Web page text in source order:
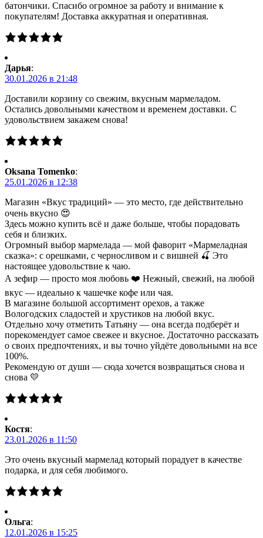
батончики. Спасибо огромное за работу и внимание к
покупателям! Доставка аккуратная и оперативная.
Дарья:
30.01.2026 в 21:48
Доставили корзину со свежим, вкусным мармеладом.
Остались довольными качеством и временем доставки. С
удовольствием закажем снова!
Oksana Tomenko:
25.01.2026 в 12:38
Магазин «Вкус традиций» — это место, где действительно
очень вкусно 😍
Здесь можно купить всё и даже больше, чтобы порадовать
себя и близких.
Огромный выбор мармелада — мой фаворит «Мармеладная
сказка»: с орешками, с черносливом и с вишней 🍒 Это
настоящее удовольствие к чаю.
А зефир — просто моя любовь ❤️ Нежный, свежий, на любой
вкус — идеально к чашечке кофе или чая.
В магазине большой ассортимент орехов, а также
Вологодских сладостей и хрустиков на любой вкус.
Отдельно хочу отметить Татьяну — она всегда подберёт и
порекомендует самое свежее и вкусное. Достаточно рассказать
о своих предпочтениях, и вы точно уйдёте довольными на все
100%.
Рекомендую от души — сюда хочется возвращаться снова и
снова 💛
Костя:
23.01.2026 в 11:50
Это очень вкусный мармелад который порадует в качестве
подарка, и для себя любимого.
Ольга:
12.01.2026 в 15:25